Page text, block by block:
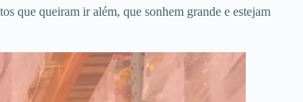
que queiram ir além, que sonhem grande e estejam